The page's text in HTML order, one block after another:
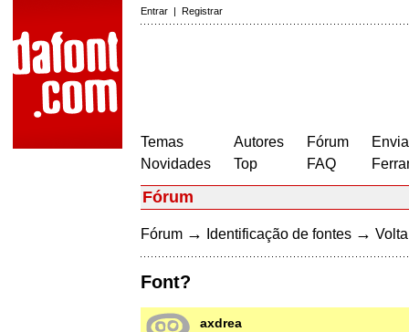
Entrar | Registrar
Temas
Novidades
Autores
Top
Fórum
FAQ
Fórum
Fórum → Identificação de fontes →
Font?
axdrea